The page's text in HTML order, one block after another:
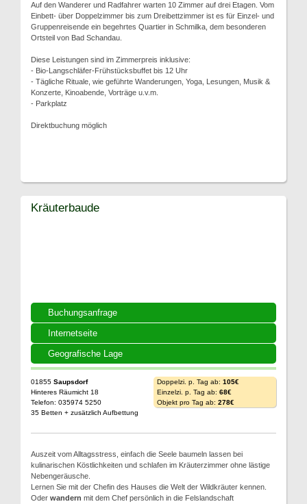
Auf den Wanderer und Radfahrer warten 10 Zimmer auf drei Etagen. Vom
Einbett- über Doppelzimmer bis zum Dreibettzimmer ist es für Einzel- und
Gruppenreisende ein begehrtes Quartier in Schmilka, dem besonderen
Ortsteil von Bad Schandau.
Diese Leistungen sind im Zimmerpreis inklusive:
- Bio-Langschläfer-Frühstücksbuffet bis 12 Uhr
- Tägliche Rituale, wie geführte Wanderungen, Yoga, Lesungen, Musik &
Konzerte, Kinoabende, Vorträge u.v.m.
- Parkplatz
Direktbuchung möglich
Buchungsanfrage
Internetseite
Geografische Lage
Kräuterbaude
01855 Saupsdorf
Hinteres Räumicht 18
Telefon: 035974 5250
35 Betten + zusätzlich Aufbettung
Doppelzi. p. Tag ab: 105€
Einzelzi. p. Tag ab: 68€
Objekt pro Tag ab: 278€
Auszeit vom Alltagsstress, einfach die Seele baumeln lassen bei
kulinarischen Köstlichkeiten und schlafen im Kräuterzimmer ohne lästige
Nebengeräusche.
Lernen Sie mit der Chefin des Hauses die Welt der Wildkräuter kennen.
Oder wandern mit dem Chef persönlich in die Felslandschaft